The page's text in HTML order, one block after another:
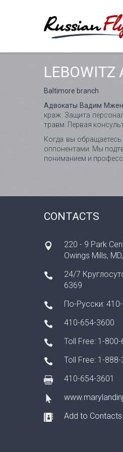
LEBOWITZ
Baltimore branch
Адвокаты Вадим
краж. Защита
травм. Первая
Когда вы
оппонентами. Мы
пониманием и
CONTACTS
220 - 9 Park
Owings Mills,
24/7
6369
По-Русски:
410-654-3600
Toll Free: 1-
Toll Free: 1-
410-654-3601
Add to Contacts